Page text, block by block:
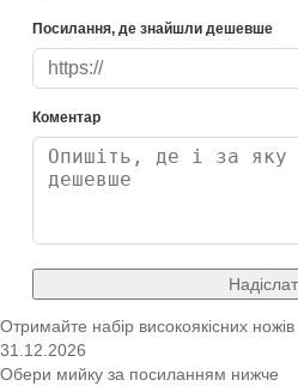
Посилання, де знайшли дешевше
Коментар
Отримайте набір високоякісних
31.12.2026
Обери мийку за посиланням нижче